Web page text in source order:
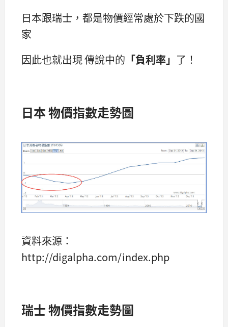
日本跟瑞士，都是物價經常處於下跌的國
家
因此也就出現 傳說中的 「負利率」 了！
日本 物價指數走勢圖
資料來源：
http://digalpha.com/index.php
瑞士 物價指數走勢圖